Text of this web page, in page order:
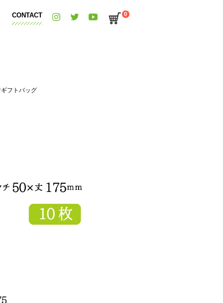
CONTACT 0
フトバッグ